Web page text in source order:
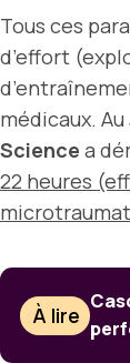
Tous ces
d’effort
médicaux. Au
Science a
22 heures
À lire